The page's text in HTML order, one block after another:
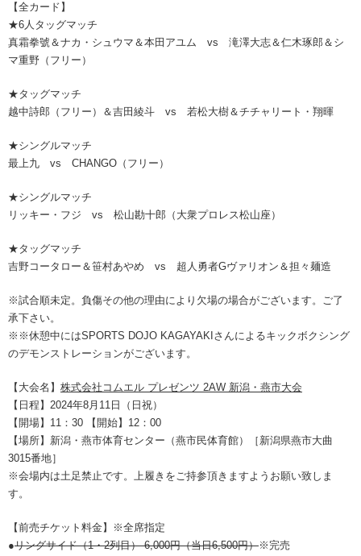
【全カード】
★6人タッグマッチ
真霜拳號＆ナカ・シュウマ＆本田アユム vs 滝澤大志＆仁木琢郎＆シ
マ重野（フリー）
★タッグマッチ
越中詩郎（フリー）＆吉田綾斗 vs 若松大樹＆チチャリート・翔暉
★シングルマッチ
最上九 vs CHANGO（フリー）
★シングルマッチ
リッキー・フジ vs 松山勘十郎（大衆プロレス松山座）
★タッグマッチ
吉野コータロー＆笹村あやめ vs 超人勇者Gヴァリオン＆担々麺造
※試合順未定。負傷その他の理由により欠場の場合がございます。ご了
承下さい。
※※休憩中にはSPORTS DOJO KAGAYAKIさんによるキックボクシング
のデモンストレーションがございます。
【大会名】 株式会社コムエル プレゼンツ 2AW 新潟・燕市大会
【日程】2024年8月11日（日祝）
【開場】11：30 【開始】12：00
【場所】新潟・燕市体育センター（燕市民体育館）［新潟県燕市大曲
3015番地］
※会場内は土足禁止です。上履きをご持参頂きますようお願い致しま
す。
【前売チケット料金】※全席指定
●リングサイド（1・2列目） 6,000円（当日6,500円）※完売